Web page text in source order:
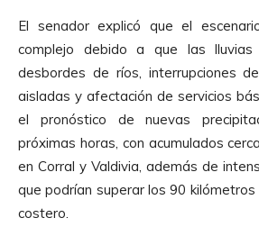
El senador explicó que el
complejo debido a que las
desbordes de ríos, interrupciones
aisladas y afectación de servicios
el pronóstico de nuevas
próximas horas, con acumulados
en Corral y Valdivia, además de
que podrían superar los 90
costero.